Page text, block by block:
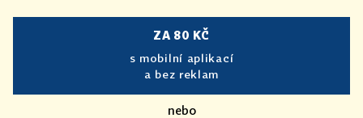
ZA 80 KČ
s mobilní aplikací
a bez reklam
nebo